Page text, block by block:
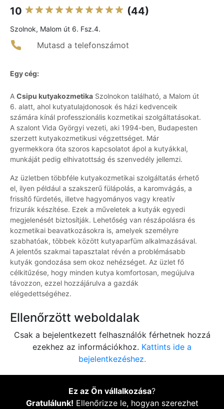
10 (44)
Szolnok, Malom út 6. Fsz.4.
Mutasd a telefonszámot
Egy cég:
A Csipu kutyakozmetika Szolnokon található, a Malom út
6. alatt, ahol kutyatulajdonosok és házi kedvenceik
számára kínál professzionális kozmetikai szolgáltatásokat.
A szalont Vida Györgyi vezeti, aki 1994-ben, Budapesten
szerzett kutyakozmetikusi végzettséget. Már
gyermekkora óta szoros kapcsolatot ápol a kutyákkal,
munkáját pedig elhivatottság és szenvedély jellemzi.
Az üzletben többféle kutyakozmetikai szolgáltatás érhető
el, ilyen például a szakszerű fülápolás, a karomvágás, a
frissítő fürdetés, illetve hagyományos vagy kreatív
frizurák készítése. Ezek a műveletek a kutyák egyedi
megjelenését biztosítják. Lehetőség van részápolásra és
kozmetikai beavatkozásokra is, amelyek személyre
szabhatóak, többek között kutyaparfüm alkalmazásával.
A jelentős szakmai tapasztalat révén a problémásabb
kutyák gondozása sem okoz nehézséget. Az üzlet fő
célkitűzése, hogy minden kutya komfortosan, megújulva
távozzon, ezzel hozzájárulva a gazdák
elégedettségéhez.
Ellenőrzött weboldalak
Csak a bejelentkezett felhasználók férhetnek hozzá
ezekhez az információkhoz. Kattints ide a
bejelentkezéshez.
Ez az Ön vállalkozása?
Gratulálunk! Ellenőrizze le, hogyan szerezhet